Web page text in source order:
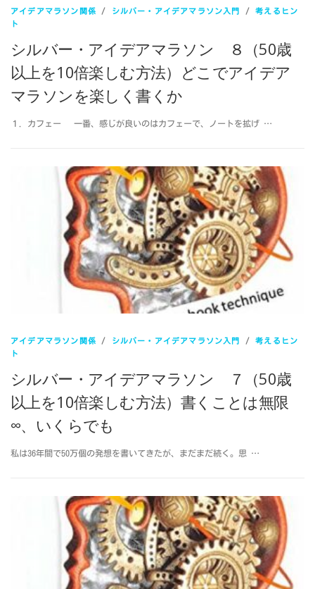
アイデアマラソン関係 / シルバー・アイデアマラソン入門 /考えるヒン
ト
シルバー・アイデアマラソン ８（50歳
以上を10倍楽しむ方法）どこでアイデア
マラソンを楽しく書くか
１．カフェー 一番、感じが良いのはカフェーで、ノートを拡げ …
アイデアマラソン関係 / シルバー・アイデアマラソン入門 /考えるヒン
ト
シルバー・アイデアマラソン ７（50歳
以上を10倍楽しむ方法）書くことは無限
∞、いくらでも
私は36年間で50万個の発想を書いてきたが、まだまだ続く。思 …